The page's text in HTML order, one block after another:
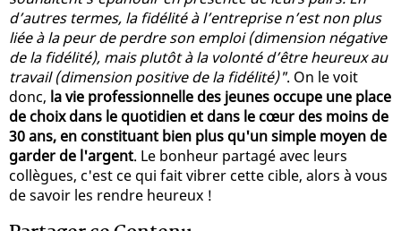
d’autres termes, la fidélité à l’entreprise n’est non plus
liée à la peur de perdre son emploi (dimension négative
de la fidélité), mais plutôt à la volonté d’être heureux au
travail (dimension positive de la fidélité)". On le voit
donc, la vie professionnelle des jeunes occupe une place
de choix dans le quotidien et dans le cœur des moins de
30 ans, en constituant bien plus qu'un simple moyen de
garder de l'argent. Le bonheur partagé avec leurs
collègues, c'est ce qui fait vibrer cette cible, alors à vous
de savoir les rendre heureux !